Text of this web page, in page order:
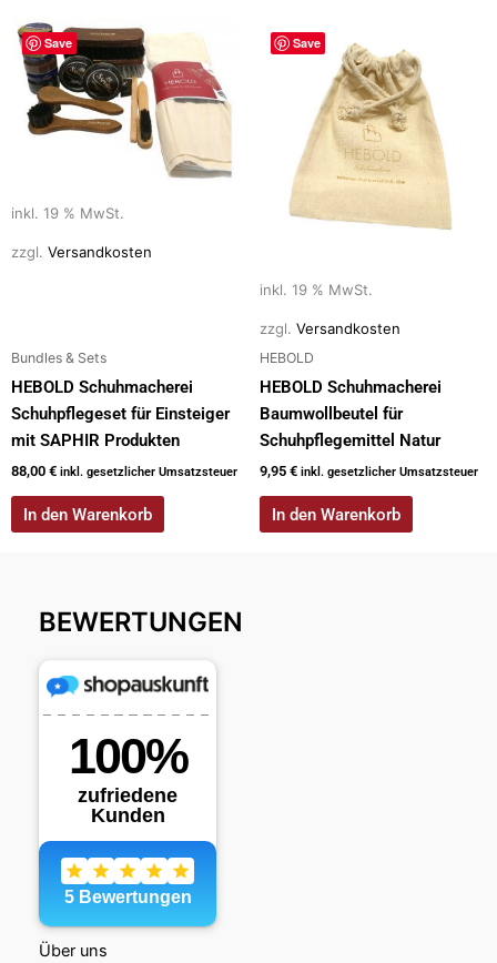
Save
inkl. 19 % MwSt.
zzgl. Versandkosten
Bundles & Sets
HEBOLD Schuhmacherei
Schuhpflegeset für Einsteiger
mit SAPHIR Produkten
88,00 € inkl. gesetzlicher Umsatzsteuer
In den Warenkorb
Save
inkl. 19 % MwSt.
zzgl. Versandkosten
HEBOLD
HEBOLD Schuhmacherei
Baumwollbeutel für
Schuhpflegemittel Natur
9,95 € inkl. gesetzlicher Umsatzsteuer
In den Warenkorb
BEWERTUNGEN
Über uns